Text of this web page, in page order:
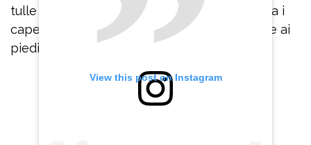
tulle e un bustier senza spalline steccato. Tra i
capelli un cerchietto-coroncina scintillante e ai
piedi un paio di scarpe con i tacchi a spillo.
View this post on Instagram